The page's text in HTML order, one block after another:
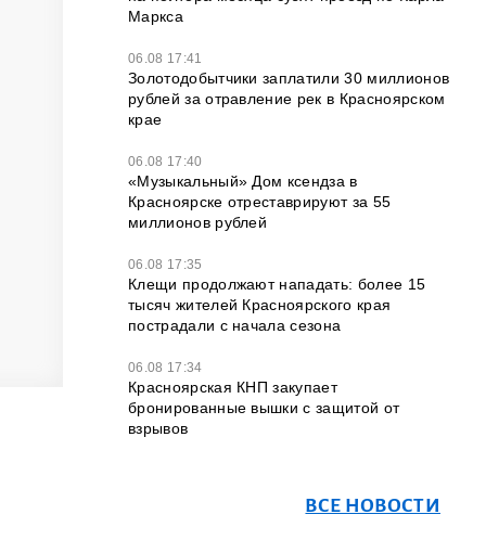
Маркса
06.08 17:41
Золотодобытчики заплатили 30 миллионов
рублей за отравление рек в Красноярском
крае
06.08 17:40
«Музыкальный» Дом ксендза в
Красноярске отреставрируют за 55
миллионов рублей
06.08 17:35
Клещи продолжают нападать: более 15
тысяч жителей Красноярского края
пострадали с начала сезона
06.08 17:34
Красноярская КНП закупает
бронированные вышки с защитой от
взрывов
ВСЕ НОВОСТИ